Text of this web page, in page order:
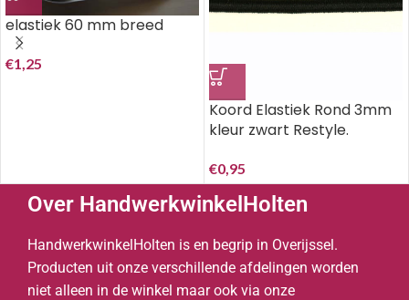
elastiek 60 mm breed
€1,25
Koord Elastiek Rond 3mm
kleur zwart Restyle.
€0,95
Over HandwerkwinkelHolten
HandwerkwinkelHolten is en begrip in Overijssel.
Producten uit onze verschillende afdelingen worden
niet alleen in de winkel maar ook via onze